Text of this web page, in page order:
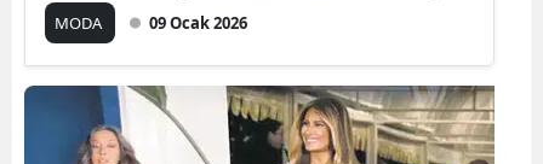
MODA 09 Ocak 2026